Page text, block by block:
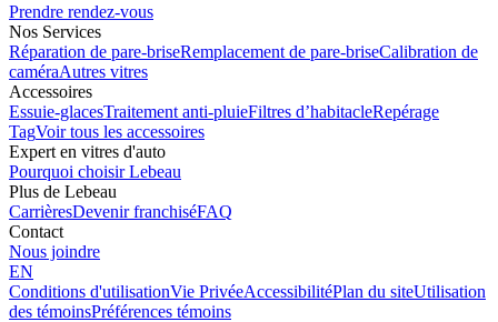
Prendre rendez-vous
Nos Services
Réparation de pare-briseRemplacement de pare-briseCalibration de
caméraAutres vitres
Accessoires
Essuie-glacesTraitement anti-pluieFiltres d’habitacleRepérage
TagVoir tous les accessoires
Expert en vitres d'auto
Pourquoi choisir Lebeau
Plus de Lebeau
CarrièresDevenir franchiséFAQ
Contact
Nous joindre
EN
Conditions d'utilisationVie PrivéeAccessibilitéPlan du siteUtilisation
des témoinsPréférences témoins